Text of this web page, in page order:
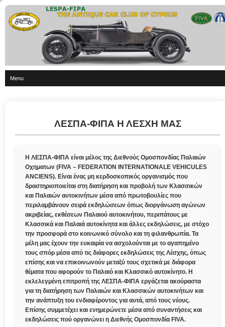
Menu
ΛΕΣΠΑ-ΦΙΠΑ Η ΛΕΣΧΗ ΜΑΣ
Η ΛΕΣΠΑ-ΦΙΠΑ είναι μέλος της Διεθνούς Ομοσπονδίας Παλαιών
Οχηματων (FIVA – FEDERATION INTERNATIONALE VEHICULES
ANCIENS). Είναι ένας μη κερδοσκοπικός οργανισμός που
δραστηριοποιείται στη διατήρηση και προβολή των Κλασσικών
και Παλαιών αυτοκινήτων μέσα από πρωτοβουλίες που
περιλαμβάνουν σειρά εκδηλώσεων όπως διοργάνωση αγώνων
ακριβείας, εκθέσεων Παλαιού αυτοκινήτου, περιπάτους με
Κλασσικά και Παλαιά αυτοκίνητα και άλλες εκδηλώσεις, με στόχο
την προσφορά στο κοινωνικό σύνολο και τη φιλανθρωπία. Τα
μέλη μας έχουν την ευκαιρία να ασχολούνται με το αγαπημένο
τους σπόρ μέσα από τις διάφορες εκδηλώσεις της Λέσχης, όπως
επίσης και να επικοινωνούν μεταξύ τους σχετικά με διάφορα
θέματα που αφορούν το Παλαιό και Κλασσικό αυτοκίνητο. Η
εκλελεγμένη επιτροπή της ΛΕΣΠΑ-ΦΙΠΑ εργάζεται ακούραστα
για τη διατήρηση των Παλαιών και Κλασσικών αυτοκινήτων και
την ανάπτυξη του ενδιαφέροντος για αυτά, από τους νέους.
Επίσης συμμετέχει και ενημερώνετε μέσα από συναντήσεις και
εκδηλώσεις πού οργανώνει η Διεθνής Ομοσπονδία FIVA.